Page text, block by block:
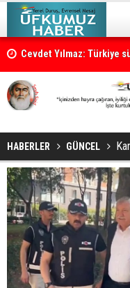
Cevdet Yılmaz: Türkiye
HABERLER GÜNCEL